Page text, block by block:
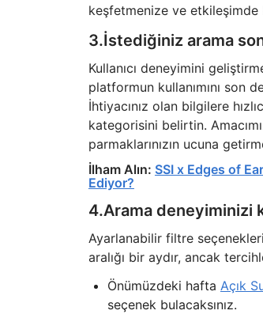
keşfetmenize ve etkileşimde
3.İstediğiniz arama
Kullanıcı deneyimini
platformun kullanımını son
İhtiyacınız olan bilgilere
kategorisini belirtin.
parmaklarınızın ucuna
İlham Alın: SSI x Edges of
Ediyor?
4.Arama deneyiminizi
Ayarlanabilir filtre
aralığı bir aydır, ancak
Önümüzdeki hafta Açık
seçenek bulacaksınız.